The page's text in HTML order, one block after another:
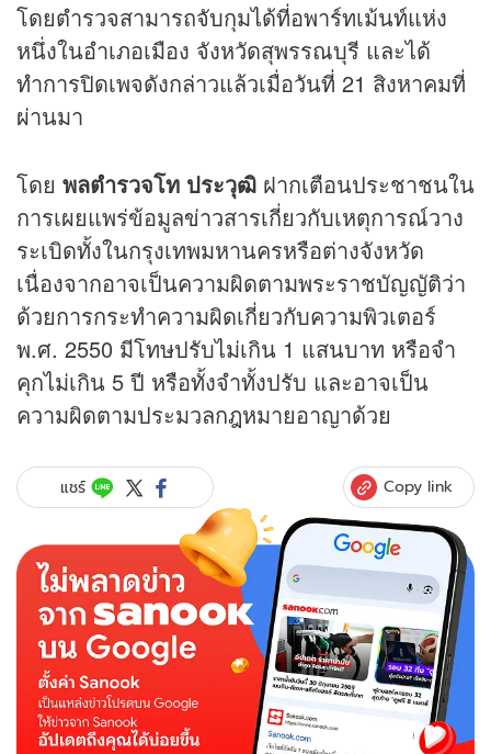
โดยตำรวจสามารถจับกุมได้ที่อพาร์ทเม้นท์แห่ง
หนึ่งในอำเภอเมือง จังหวัดสุพรรณบุรี และได้
ทำการปิดเพจดังกล่าวแล้วเมื่อวันที่ 21 สิงหาคมที่
ผ่านมา
โดย พลตำรวจโท ประวุฒิ ฝากเตือนประชาชนใน
การเผยแพร่ข้อมูลข่าวสารเกี่ยวกับเหตุการณ์วาง
ระเบิดทั้งในกรุงเทพมหานครหรือต่างจังหวัด
เนื่องจากอาจเป็นความผิดตามพระราชบัญญัติว่า
ด้วยการกระทำความผิดเกี่ยวกับความพิวเตอร์
พ.ศ. 2550 มีโทษปรับไม่เกิน 1 แสนบาท หรือจำ
คุกไม่เกิน 5 ปี หรือทั้งจำทั้งปรับ และอาจเป็น
ความผิดตามประมวลกฎหมายอาญาด้วย
แชร์ Copy link